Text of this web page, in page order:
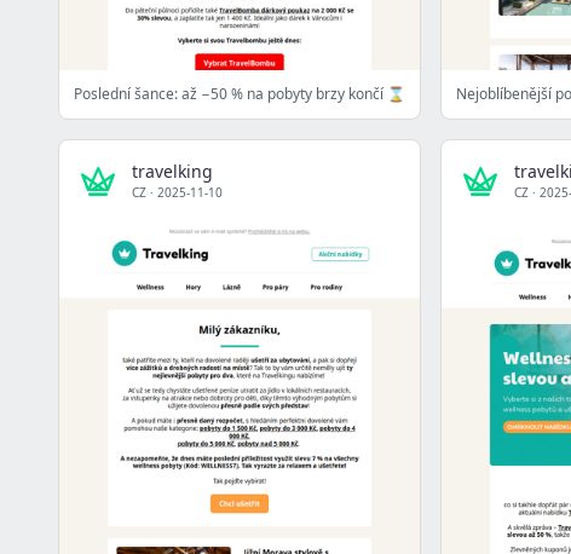
Poslední šance: až −50 % na pobyty brzy končí ⌛
travelking
CZ · 2025-11-10 CZ ·